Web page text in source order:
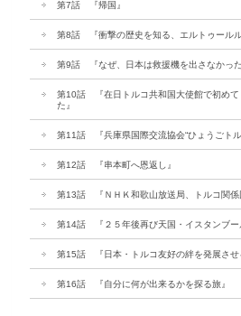
第7話 『帰国』
第8話 『衝撃の歴史を知る、エルトゥール
第9話 『なぜ、日本は救援機を出さなかっ
第10話 『在日トルコ共和国大使館で初めて
た』
第11話 『兵庫県国際交流協会“ひょうごト
第12話 『串本町へ恩返し』
第13話 『ＮＨＫ和歌山放送局、トルコ関
第14話 『２５年後再び天国・イスタンブ
第15話 『日本・トルコ友好の絆を発展させ
第16話 『自分に何が出来るかを探る旅』